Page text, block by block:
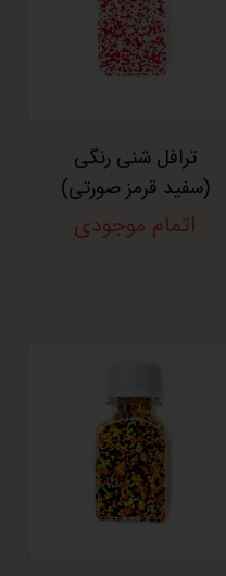
ترافل شنی رنگی
(سفید قرمز صورتی)
اتمام موجودی